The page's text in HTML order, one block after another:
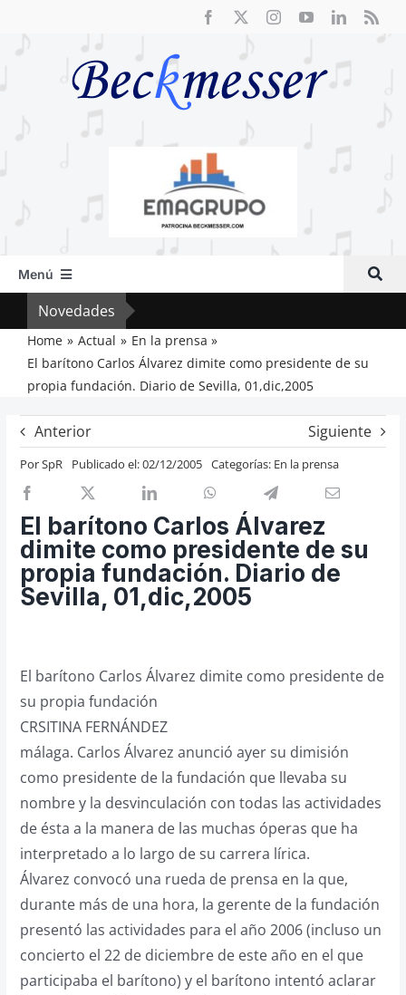
Menú
Inicio
Actual
Artículos
Crítica
Previos de ópera
Entrevistas
Recomendación
Cosas de Beckmesser
Nosotros y privacidad
Buscar:
Novedades
Home Actual
En la prensa
El barítono Carlos Álvarez dimite como presidente de su
propia fundación. Diario de Sevilla, 01,dic,2005
Anterior Siguiente
PorSpR Publicado el: 02/12/2005 Categorías: En la prensa
El barítono Carlos Álvarez
dimite como presidente de su
propia fundación. Diario de
Sevilla, 01,dic,2005
El barítono Carlos Álvarez dimite como presidente de
su propia fundación
CRSITINA FERNÁNDEZ
málaga. Carlos Álvarez anunció ayer su dimisión
como presidente de la fundación que llevaba su
nombre y la desvinculación con todas las actividades
de ésta a la manera de las muchas óperas que ha
interpretado a lo largo de su carrera lírica.
Álvarez convocó una rueda de prensa en la que,
durante más de una hora, la gerente de la fundación
presentó las actividades para el año 2006 (incluso un
concierto el 22 de diciembre de este año en el que
participaba el barítono) y el barítono intentó aclarar